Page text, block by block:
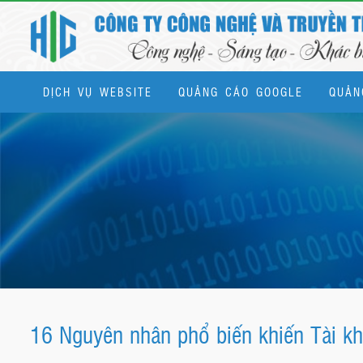
DỊCH VỤ WEBSITE QUẢNG CÁO GOOGLE
16 Nguyên nhân phổ biến khiến Tài